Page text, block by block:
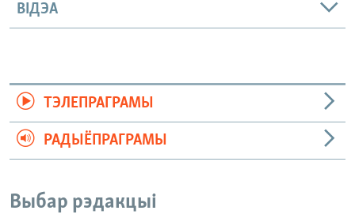
ВІДЭА
ТЭЛЕПРАГРАМЫ
РАДЫЁПРАГРАМЫ
Выбар рэдакцыі